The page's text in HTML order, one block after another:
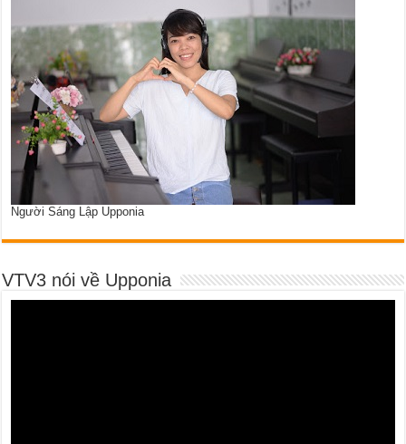
Người Sáng Lập Upponia
VTV3 nói về Upponia